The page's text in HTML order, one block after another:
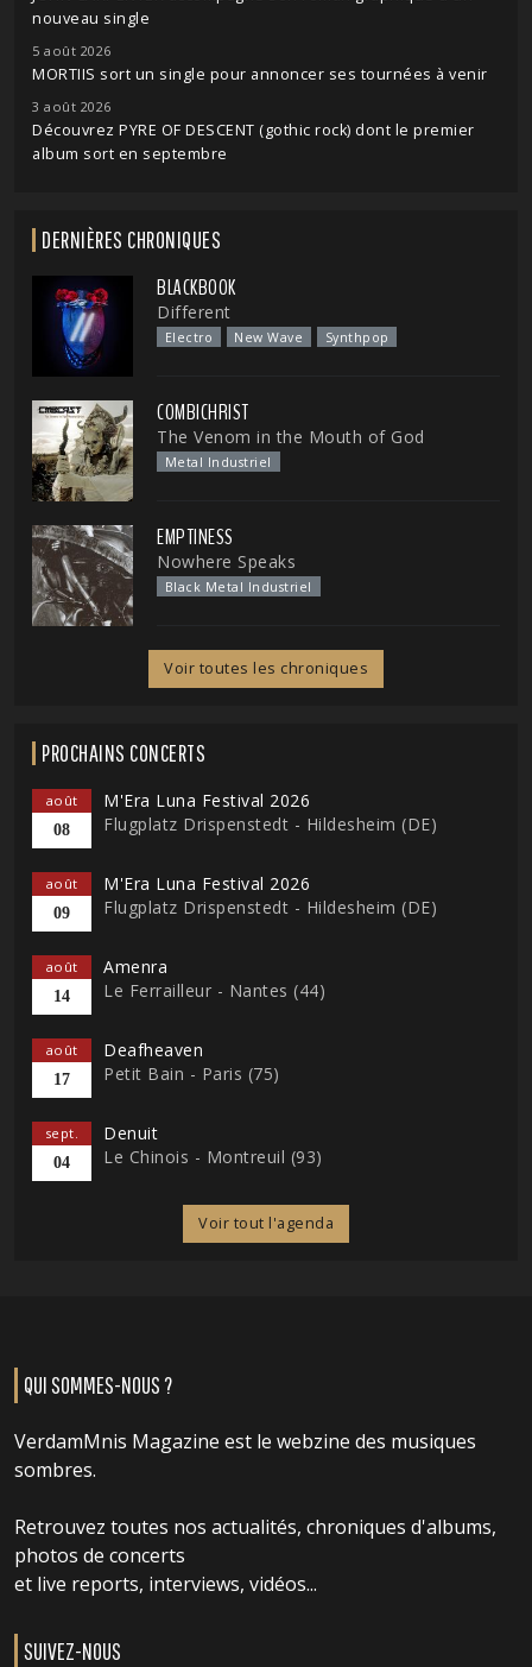
nouveau single
5 août 2026
MORTIIS sort un single pour annoncer ses tournées à venir
3 août 2026
Découvrez PYRE OF DESCENT (gothic rock) dont le premier
album sort en septembre
DERNIÈRES CHRONIQUES
BLACKBOOK
Different
Electro New Wave Synthpop
COMBICHRIST
The Venom in the Mouth of God
Metal Industriel
EMPTINESS
Nowhere Speaks
Black Metal Industriel
Voir toutes les chroniques
PROCHAINS CONCERTS
août
08
M'Era Luna Festival 2026
Flugplatz Drispenstedt - Hildesheim (DE)
août
09
M'Era Luna Festival 2026
Flugplatz Drispenstedt - Hildesheim (DE)
août
14
Amenra
Le Ferrailleur - Nantes (44)
août
17
Deafheaven
Petit Bain - Paris (75)
sept.
04
Denuit
Le Chinois - Montreuil (93)
Voir tout l'agenda
QUI SOMMES-NOUS ?
VerdamMnis Magazine est le webzine des musiques
sombres.
Retrouvez toutes nos actualités, chroniques d'albums,
photos de concerts
et live reports, interviews, vidéos...
SUIVEZ-NOUS